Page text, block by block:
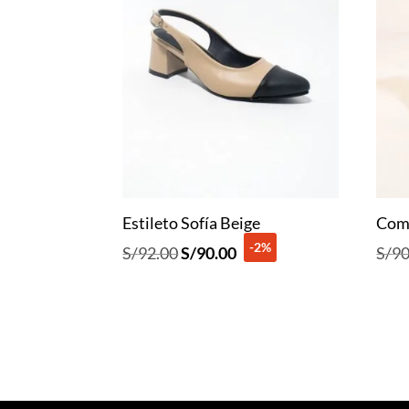
Estileto Sofía Beige
S/92.00El
S/90.00El-2%
S/